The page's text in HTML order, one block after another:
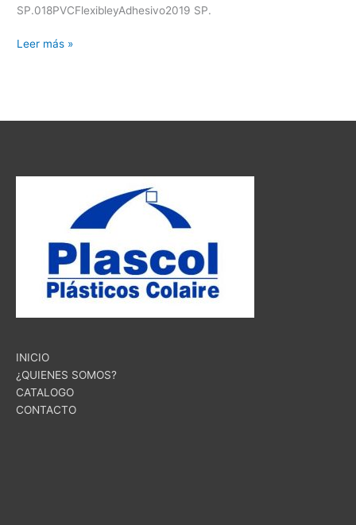
SP.018PVCFlexibleyAdhesivo2019 SP.
GRUPO
Leer más »
INICIO
¿QUIENES SOMOS?
CATALOGO
CONTACTO